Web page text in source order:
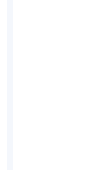
View as